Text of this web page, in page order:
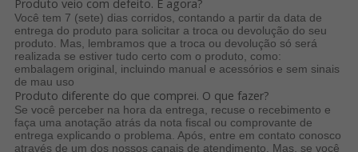
Produto veio com defeito. E agora?
Você tem 7 (sete) dias corridos, contando a partir da data de
entrega do produto para solicitar a troca ou devolução do seu
produto. Mas, lembramos que a troca ou devolução só ser
realizada se estiver tudo certo com o produto, como:
embalagem original, incluindo manual e acessórios e sem sinais
de mau uso
Produto diferente do que comprei. O que fazer?
Se você perceber na hora da entrega, recuse o recebimento e
faça uma anotação atrás da nota fiscal ou comprovante de
entrega explicando o problema. Após, entre em contato conosco
através de um dos nossos canais de atendimento. Mas, se você